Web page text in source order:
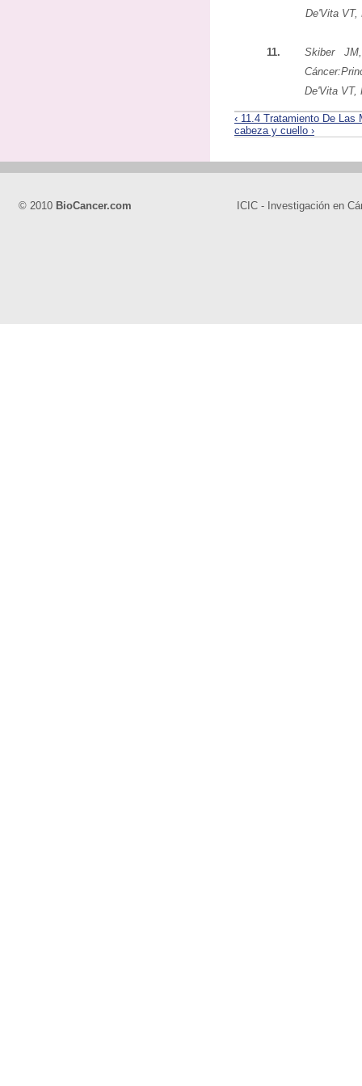
De'Vita
11.
Skiber
De'Vita VT,
‹ 11.4 Tratamiento De
cabeza y cuello ›
© 2010 BioCancer.com ICIC - Investigación en